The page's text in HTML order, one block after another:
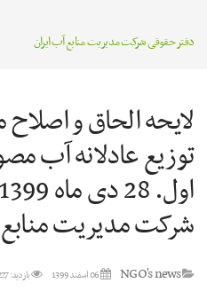
دفتر حقوقی شرکت مدیریت منابع آب ایران
لایحه الحاق و اصلاح
شرکت مدیریت منابع
NGO's news 06 اسفند 1399 بازدید: 23227